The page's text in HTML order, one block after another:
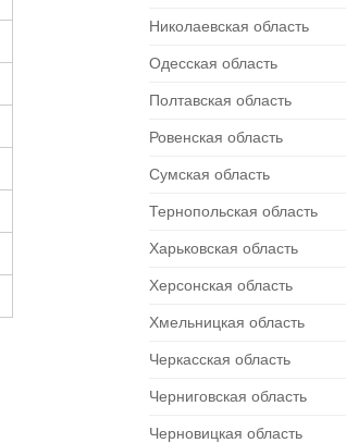
Николаевская область
Одесская область
Полтавская область
Ровенская область
Сумская область
Тернопольская область
Харьковская область
Херсонская область
Хмельницкая область
Черкасская область
Черниговская область
Черновицкая область